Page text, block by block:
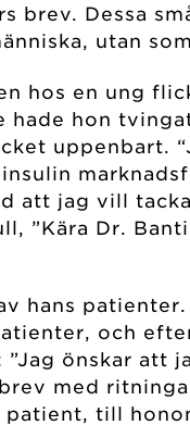
Dessa
utan
hos en ung
hade hon
uppenbart.
att jag vill
”Kära Dr.
hans
och
önskar att
med
till